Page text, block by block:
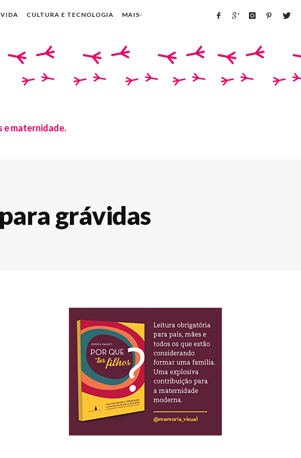
VIDA CULTURA E TECNOLOGIA MAIS
e maternidade.
grávidas